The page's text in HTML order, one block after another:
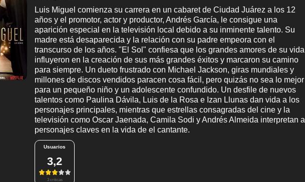
Luis Miguel comienza su carrera en un cabaret de Ciudad Juárez a los 12
años y el promotor, actor y productor, Andrés García, le consigue una
aparición especial en la televisión local debido a su inminente talento. Su
madre está desaparecida y la relación con su padre empeora con el
transcurso de los años. "El Sol" confiesa que los grandes amores de su vida
influyeron en la creación de sus más grandes éxitos y marcaron su camino
para siempre. Un dueto frustrado con Michael Jackson, giras mundiales y
millones de discos vendidos paracen cosa fácil, pero quizás no sea lo mejor
para un pequeño niño y un adolescente confundido. Un desfile de nuevos
talentos como Paulina Dávila, Luis de la Rosa e Izan Llunas dan vida a los
personajes principales, mientras que estrellas consagradas del cine y la
televisión como Oscar Jaenada, Camila Sodi y Andrés Almeida interpretan a
personajes claves en la vida de el cantante.
Usuarios
3,2
3 críticas